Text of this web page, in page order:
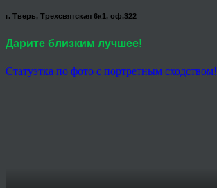
г. Тверь, Трехсвятская 6к1, оф.322
Дарите близким лучшее!
Статуэтка по фото с портретным сходством!